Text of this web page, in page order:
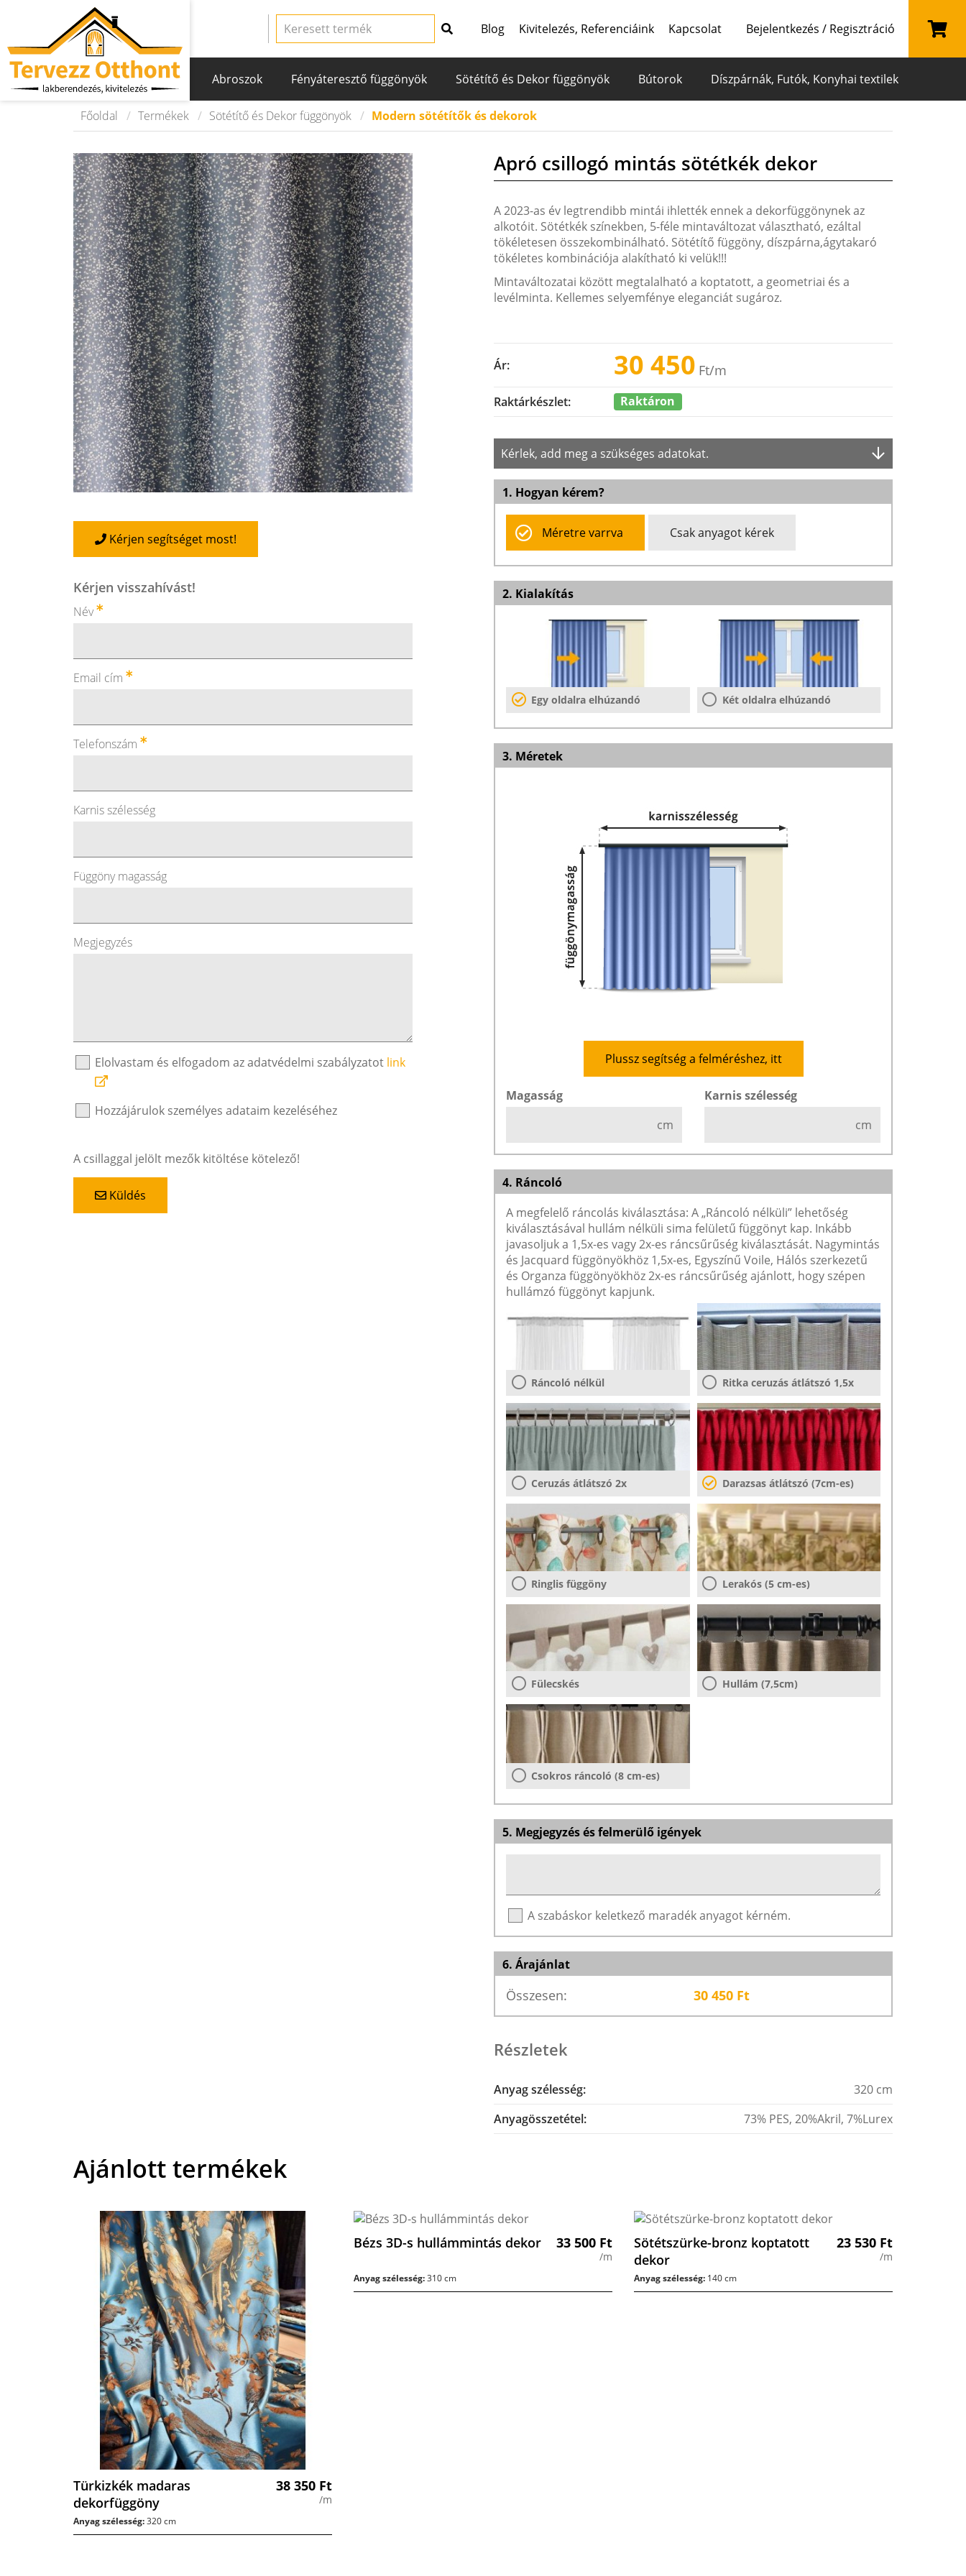
Blog Kivitelezés, Referenciáink Kapcsolat Bejelentkezés / Regisztráció
Abroszok Fényáteresztő függönyök Sötétítő és Dekor függönyök Bútorok Díszpárnák, Futók, Konyhai textilek
Főoldal Termékek Sötétítő és Dekor függönyök Modern sötétítők és dekorok
Kérjen segítséget most!
Kérjen visszahívást!
Név
Email cím
Telefonszám
Karnis szélesség
Függöny magasság
Megjegyzés
Elolvastam és elfogadom az adatvédelmi szabályzatot link
Hozzájárulok személyes adataim kezeléséhez
A csillaggal jelölt mezők kitöltése kötelező!
Küldés
Apró csillogó mintás sötétkék dekor
A 2023-as év legtrendibb mintái ihlették ennek a dekorfüggönynek az
alkotóit. Sötétkék színekben, 5-féle mintaváltozat választható, ezáltal
tökéletesen összekombinálható. Sötétítő függöny, díszpárna,ágytakaró
tökéletes kombinációja alakítható ki velük!!!
Mintaváltozatai között megtalalható a koptatott, a geometriai és a
levélminta. Kellemes selyemfénye eleganciát sugároz.
Ár: 30 450 Ft/m
Raktárkészlet: Raktáron
Kérlek, add meg a szükséges adatokat.
1. Hogyan kérem?
Méretre varrva Csak anyagot kérek
2. Kialakítás
Egy oldalra elhúzandó Két oldalra elhúzandó
3. Méretek
Plussz segítség a felméréshez, itt
Magasság
cm
Karnis szélesség
cm
4. Ráncoló
A megfelelő ráncolás kiválasztása: A „Ráncoló nélküli” lehetőség
kiválasztásával hullám nélküli sima felületű függönyt kap. Inkább
javasoljuk a 1,5x-es vagy 2x-es ráncsűrűség kiválasztását. Nagymintás
és Jacquard függönyökhöz 1,5x-es, Egyszínű Voile, Hálós szerkezetű
és Organza függönyökhöz 2x-es ráncsűrűség ajánlott, hogy szépen
hullámzó függönyt kapjunk.
Ráncoló nélkül Ritka ceruzás átlátszó 1,5x
Ceruzás átlátszó 2x Darazsas átlátszó (7cm-es)
Ringlis függöny Lerakós (5 cm-es)
Fülecskés Hullám (7,5cm)
Csokros ráncoló (8 cm-es)
5. Megjegyzés és felmerülő igények
A szabáskor keletkező maradék anyagot kérném.
6. Árajánlat
Összesen: 30 450Ft
Részletek
Anyag szélesség:
320 cm
Anyagösszetétel:
73% PES, 20%Akril, 7%Lurex
Ajánlott termékek
Türkizkék madaras
dekorfüggöny
38 350 Ft
/m
Anyag szélesség:320 cm
Bézs 3D-s hullámmintás dekor 33 500 Ft
/m
Anyag szélesség:310 cm
Sötétszürke-bronz koptatott
dekor
23 530 Ft
/m
Anyag szélesség: 140 cm